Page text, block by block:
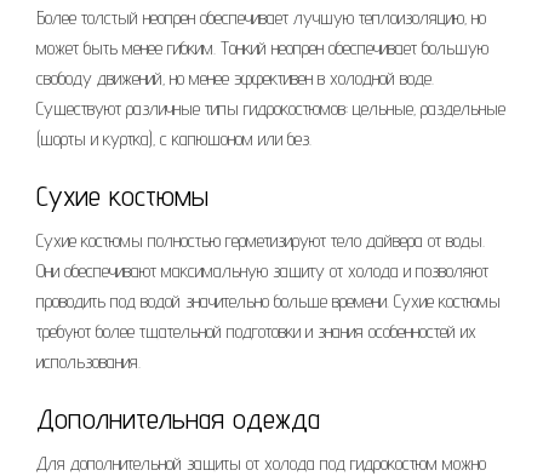
Более толстый неопрен обеспечивает лучшую теплоизоляцию‚ но
может быть менее гибким. Тонкий неопрен обеспечивает большую
свободу движений‚ но менее эффективен в холодной воде.
Существуют различные типы гидрокостюмов: цельные‚ раздельные
(шорты и куртка)‚ с капюшоном или без.
Сухие костюмы
Сухие костюмы полностью герметизируют тело дайвера от воды.
Они обеспечивают максимальную защиту от холода и позволяют
проводить под водой значительно больше времени. Сухие костюмы
требуют более тщательной подготовки и знания особенностей их
использования.
Дополнительная одежда
Для дополнительной защиты от холода под гидрокостюм можно